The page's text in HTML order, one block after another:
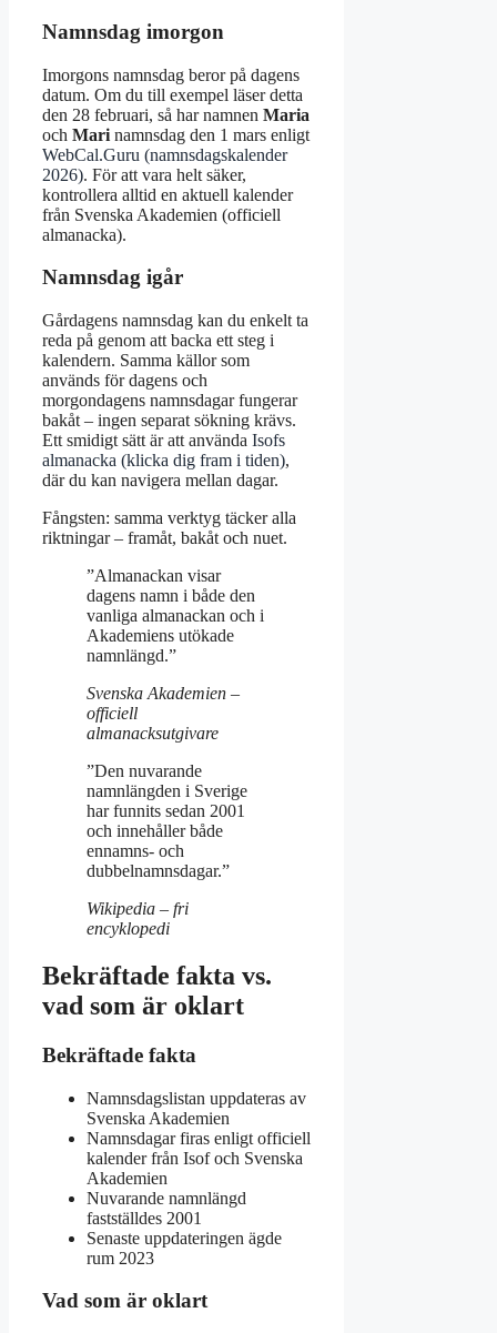
Namnsdag imorgon
Imorgons namnsdag beror på dagens
datum. Om du till exempel läser detta
den 28 februari, så har namnen Maria
och Mari namnsdag den 1 mars enligt
WebCal.Guru (namnsdagskalender
2026). För att vara helt säker,
kontrollera alltid en aktuell kalender
från Svenska Akademien (officiell
almanacka).
Namnsdag igår
Gårdagens namnsdag kan du enkelt ta
reda på genom att backa ett steg i
kalendern. Samma källor som
används för dagens och
morgondagens namnsdagar fungerar
bakåt – ingen separat sökning krävs.
Ett smidigt sätt är att använda Isofs
almanacka (klicka dig fram i tiden),
där du kan navigera mellan dagar.
Fångsten: samma verktyg täcker alla
riktningar – framåt, bakåt och nuet.
”Almanackan visar
dagens namn i både den
vanliga almanackan och i
Akademiens utökade
namnlängd.”
Svenska Akademien –
officiell
almanacksutgivare
”Den nuvarande
namnlängden i Sverige
har funnits sedan 2001
och innehåller både
ennamns- och
dubbelnamnsdagar.”
Wikipedia – fri
encyklopedi
Bekräftade fakta vs.
vad som är oklart
Bekräftade fakta
Namnsdagslistan uppdateras av
Svenska Akademien
Namnsdagar firas enligt officiell
kalender från Isof och Svenska
Akademien
Nuvarande namnlängd
fastställdes 2001
Senaste uppdateringen ägde
rum 2023
Vad som är oklart